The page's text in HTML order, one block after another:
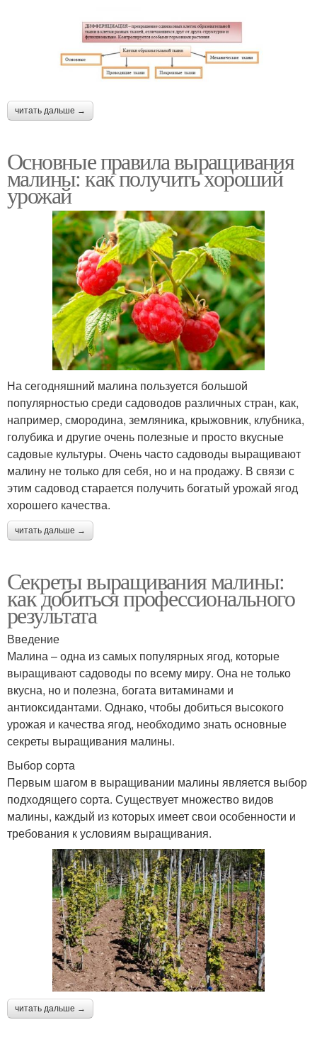
читать дальше →
Основные правила выращивания
малины: как получить хороший
урожай
На сегодняшний малина пользуется большой
популярностью среди садоводов различных стран, как,
например, смородина, земляника, крыжовник, клубника,
голубика и другие очень полезные и просто вкусные
садовые культуры. Очень часто садоводы выращивают
малину не только для себя, но и на продажу. В связи с
этим садовод старается получить богатый урожай ягод
хорошего качества.
читать дальше →
Секреты выращивания малины:
как добиться профессионального
результата
Введение
Малина – одна из самых популярных ягод, которые
выращивают садоводы по всему миру. Она не только
вкусна, но и полезна, богата витаминами и
антиоксидантами. Однако, чтобы добиться высокого
урожая и качества ягод, необходимо знать основные
секреты выращивания малины.
Выбор сорта
Первым шагом в выращивании малины является выбор
подходящего сорта. Существует множество видов
малины, каждый из которых имеет свои особенности и
требования к условиям выращивания.
читать дальше →